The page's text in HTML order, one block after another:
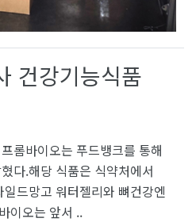
건강기능식품
롬바이오는 푸드뱅크를 통해
다.해당 식품은 식약처에서
드망고 워터젤리와 뼈건강엔
이오는 앞서 ..